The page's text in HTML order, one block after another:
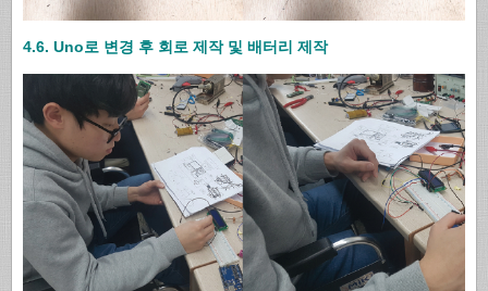
4.6. Uno로 변경 후 회로 제작 및 배터리 제작